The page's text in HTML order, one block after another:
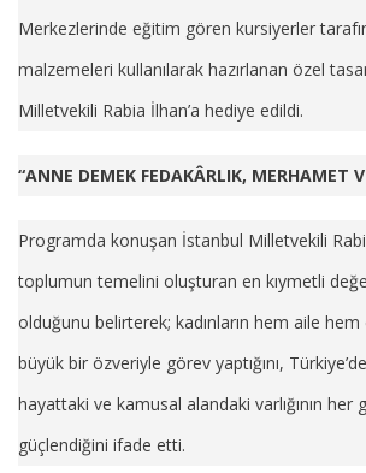
Merkezlerinde eğitim gören kursiyerler
malzemeleri kullanılarak hazırlanan özel
Milletvekili Rabia İlhan’a hediye edildi.
“ANNE DEMEK FEDAKÂRLIK, MERHAMET
Programda konuşan İstanbul Milletvekili
toplumun temelini oluşturan en kıymetli
olduğunu belirterek; kadınların hem aile hem
büyük bir özveriyle görev yaptığını,
hayattaki ve kamusal alandaki varlığının her
güçlendiğini ifade etti.